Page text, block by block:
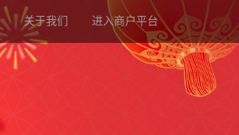
关于我们 进入商户平台